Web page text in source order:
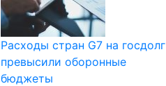
Расходы стран G7 на госдолг
превысили оборонные
бюджеты